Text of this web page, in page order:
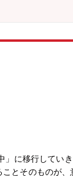
界の大手企業
に移行してい
とそのものが